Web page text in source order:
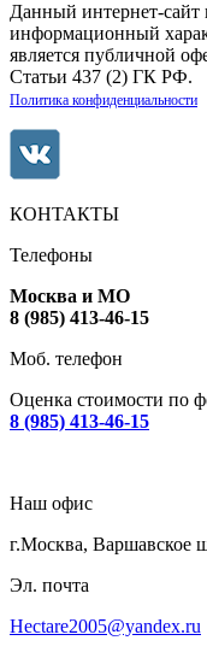
Данный интернет-сайт
информационный
является публичной
Статьи 437 (2) ГК РФ.
Политика конфиденциальности
КОНТАКТЫ
Телефоны
Москва и МО
8 (985) 413-46-15
Моб. телефон
Оценка стоимости по
8 (985) 413-46-15
Наш офис
г.Москва, Варшавское
Эл. почта
Hectare2005@yandex.ru